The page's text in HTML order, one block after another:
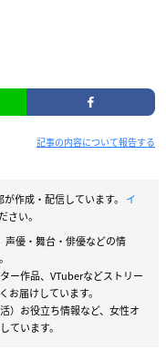
記事の内容について報告する
作成・配信しています。 イ
さい。
声優・舞台・俳優などの情
ー作品、VTuberなどストリー
お届けしています。
）お役立ち情報など、女性オ
ています。